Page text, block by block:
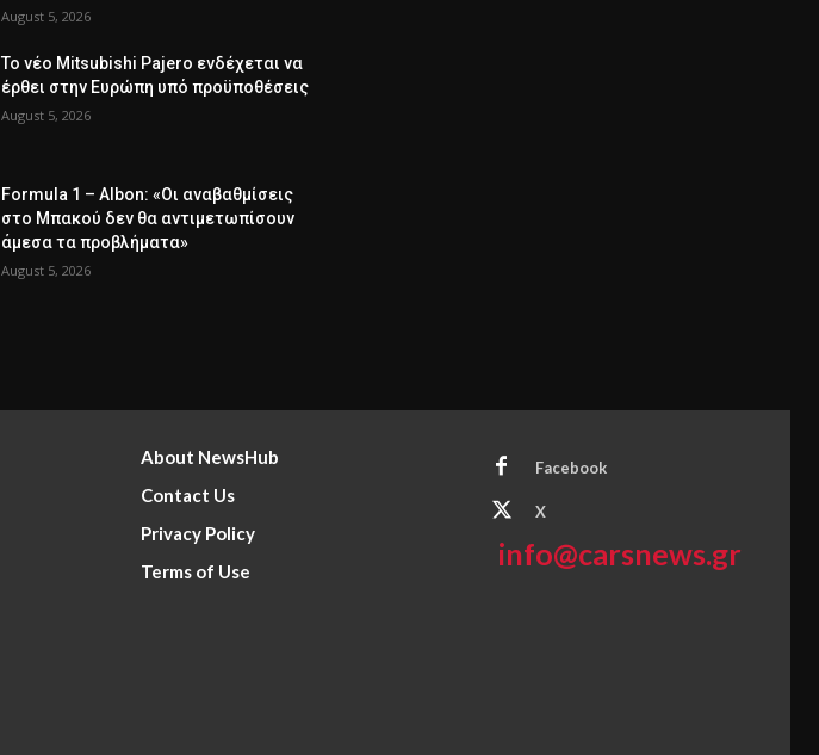
August 5, 2026
Το νέο Mitsubishi Pajero ενδέχεται να
έρθει στην Ευρώπη υπό προϋποθέσεις
August 5, 2026
Formula 1 – Albon: «Οι αναβαθμίσεις
στο Μπακού δεν θα αντιμετωπίσουν
άμεσα τα προβλήματα»
August 5, 2026
About NewsHub
Contact Us
Privacy Policy
Terms of Use
Facebook
X
info@carsnews.gr